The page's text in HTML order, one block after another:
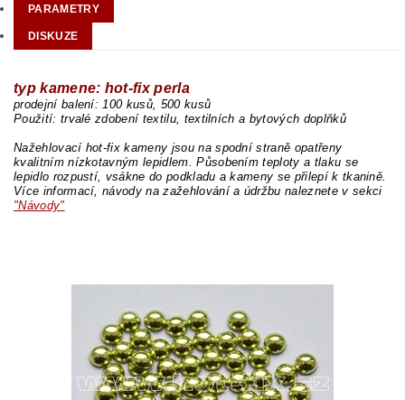
PARAMETRY
DISKUZE
typ kamene: hot-fix perla
prodejní balení: 100 kusů, 500 kusů
Použití: trvalé zdobení textilu, textilních a bytových doplňků
Nažehlovací hot-fix kameny jsou na spodní straně opatřeny
kvalitním nízkotavným lepidlem. Působením teploty a tlaku se
lepidlo rozpustí, vsákne do podkladu a kameny se přilepí k tkanině.
Více informací, návody na zažehlování a údržbu naleznete v sekci
"Návody"